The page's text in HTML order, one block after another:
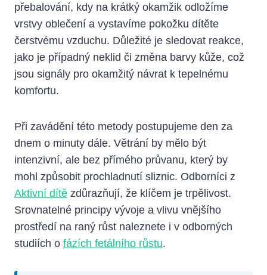
přebalování, kdy na krátký okamžik odložíme
vrstvy oblečení a vystavíme pokožku dítěte
čerstvému vzduchu. Důležité je sledovat reakce,
jako je případný neklid či změna barvy kůže, což
jsou signály pro okamžitý návrat k tepelnému
komfortu.
Při zavádění této metody postupujeme den za
dnem o minuty dále. Větrání by mělo být
intenzivní, ale bez přímého průvanu, který by
mohl způsobit prochladnutí sliznic. Odborníci z
Aktivní dítě zdůrazňují, že klíčem je trpělivost.
Srovnatelné principy vývoje a vlivu vnějšího
prostředí na raný růst naleznete i v odborných
studiích o fázích fetálního růstu.